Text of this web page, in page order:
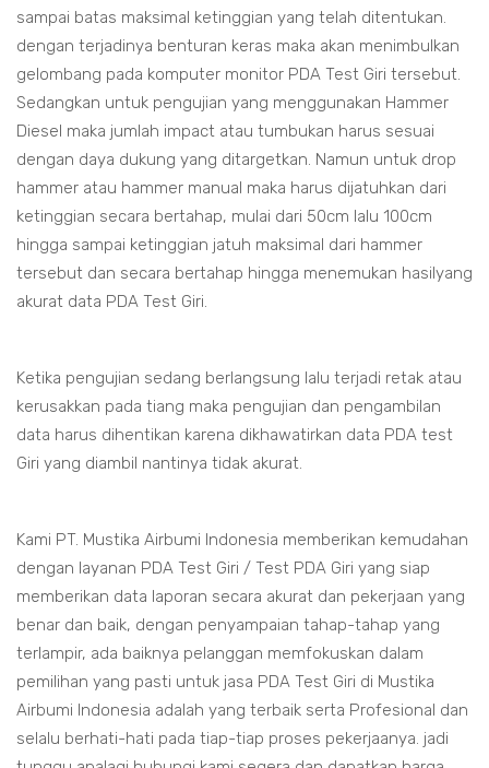
sampai batas maksimal ketinggian yang telah ditentukan.
dengan terjadinya benturan keras maka akan menimbulkan
gelombang pada komputer monitor PDA Test Giri tersebut.
Sedangkan untuk pengujian yang menggunakan Hammer
Diesel maka jumlah impact atau tumbukan harus sesuai
dengan daya dukung yang ditargetkan. Namun untuk drop
hammer atau hammer manual maka harus dijatuhkan dari
ketinggian secara bertahap, mulai dari 50cm lalu 100cm
hingga sampai ketinggian jatuh maksimal dari hammer
tersebut dan secara bertahap hingga menemukan hasilyang
akurat data PDA Test Giri.
Ketika pengujian sedang berlangsung lalu terjadi retak atau
kerusakkan pada tiang maka pengujian dan pengambilan
data harus dihentikan karena dikhawatirkan data PDA test
Giri yang diambil nantinya tidak akurat.
Kami PT. Mustika Airbumi Indonesia memberikan kemudahan
dengan layanan PDA Test Giri / Test PDA Giri yang siap
memberikan data laporan secara akurat dan pekerjaan yang
benar dan baik, dengan penyampaian tahap-tahap yang
terlampir, ada baiknya pelanggan memfokuskan dalam
pemilihan yang pasti untuk jasa PDA Test Giri di Mustika
Airbumi Indonesia adalah yang terbaik serta Profesional dan
selalu berhati-hati pada tiap-tiap proses pekerjaanya. jadi